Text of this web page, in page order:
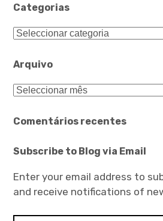
Categorias
Categorias
Arquivo
Arquivo
Comentários recentes
Subscribe to Blog via Email
Enter your email address to
and receive notifications of